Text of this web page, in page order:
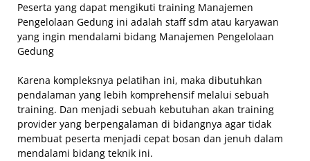
Peserta yang dapat mengikuti training Manajemen
Pengelolaan Gedung ini adalah staff sdm atau karyawan
yang ingin mendalami bidang Manajemen Pengelolaan
Gedung
Karena kompleksnya pelatihan ini, maka dibutuhkan
pendalaman yang lebih komprehensif melalui sebuah
training. Dan menjadi sebuah kebutuhan akan training
provider yang berpengalaman di bidangnya agar tidak
membuat peserta menjadi cepat bosan dan jenuh dalam
mendalami bidang teknik ini.